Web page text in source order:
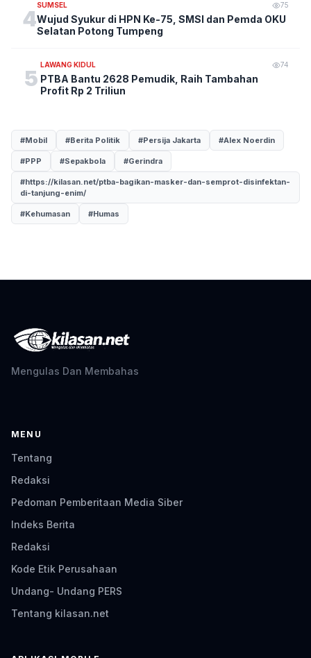
4
SUMSEL 75
Wujud Syukur di HPN Ke-75, SMSI dan Pemda OKU
Selatan Potong Tumpeng
5
LAWANG KIDUL 74
PTBA Bantu 2628 Pemudik, Raih Tambahan
Profit Rp 2 Triliun
#Mobil #Berita Politik #Persija Jakarta #Alex Noerdin
#PPP #Sepakbola #Gerindra
#https://kilasan.net/ptba-bagikan-masker-dan-semprot-disinfektan-
di-tanjung-enim/
#Kehumasan #Humas
Mengulas Dan Membahas
MENU
Tentang
Redaksi
Pedoman Pemberitaan Media Siber
Indeks Berita
Redaksi
Kode Etik Perusahaan
Undang- Undang PERS
Tentang kilasan.net